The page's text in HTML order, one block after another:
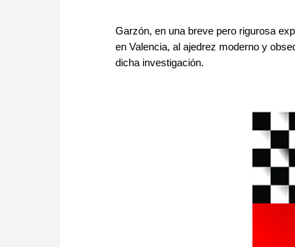
Garzón, en una breve pero rigurosa
en Valencia, al ajedrez moderno y
dicha investigación.